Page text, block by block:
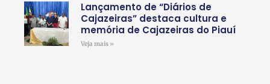
Lançamento de “Diários de
Cajazeiras” destaca cultura e
memória de Cajazeiras do Piauí
Veja mais »